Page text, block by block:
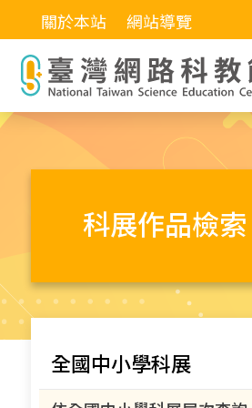
關於本站 網站導覽
科展作品檢索
全國中小學科展